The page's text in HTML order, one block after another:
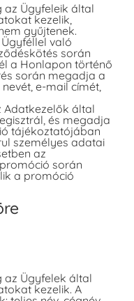
az Ügyfeleik által
kezelik,
gyűjtenek.
való
során
a Honlapon történő
során megadja a
e-mail címét,
Adatkezelők által
és megadja
tájékoztatójában
személyes adatai
az
során
a promóció
az Ügyfelek által
kezelik. A